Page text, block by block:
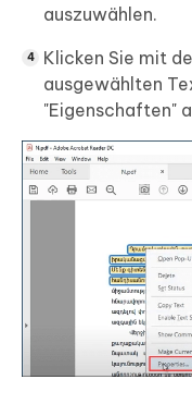
auszuwählen.
Klicken Sie mit
ausgewählten
"Eigenschaften"